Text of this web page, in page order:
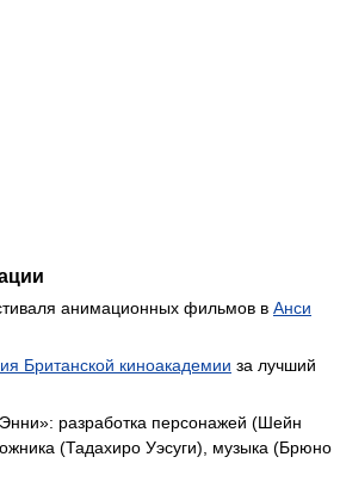
анимационных фильмов в Анси
Британской киноакадемии за лучший
разработка персонажей (Шейн
(Тадахиро Уэсуги), музыка (Брюно